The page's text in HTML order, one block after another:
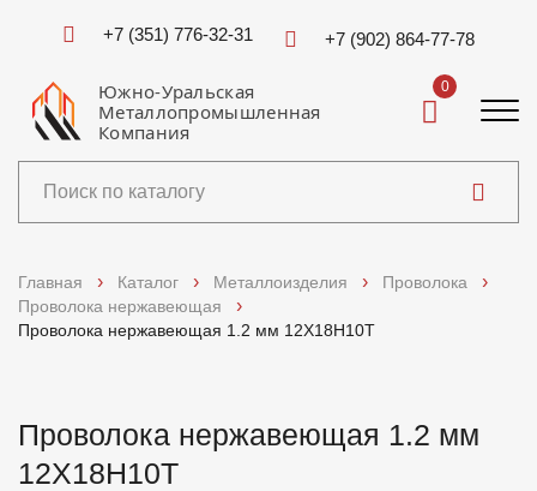
+7 (351) 776-32-31 +7 (902) 864-77-78
Южно-Уральская
Металлопромышленная
Компания
0
Услуги
Доставка и оплата
Главная Каталог Металлоизделия
Проволока
Проволока нержавеющая
Проволока нержавеющая 1.2 мм 12X18Н10Т
Проволока нержавеющая 1.2 мм
12X18Н10Т